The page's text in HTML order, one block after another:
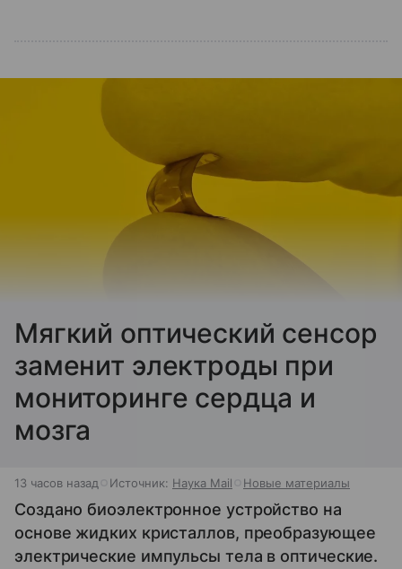
Мягкий оптический сенсор
заменит электроды при
мониторинге сердца и
мозга
13 часов назад Источник: Наука Mail Новые материалы
Создано биоэлектронное устройство на
основе жидких кристаллов, преобразующее
электрические импульсы тела в оптические.